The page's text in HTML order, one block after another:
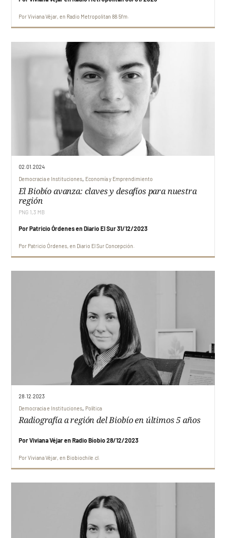
PorViviana Véjar en Radio Metropolitan 88.5fm
02.01.2024
Democracia e Instituciones, Economía y Emprendimiento
El Biobío avanza: claves y desafíos para nuestra
región
PNG 1,3 MB
Por Patricio Órdenes en Diario El Sur 31/12/2023
Por Patricio Órdenes en Diario El Sur Concepción
28.12.2023
Democracia e Instituciones, Política
Radiografía a región del Biobío en últimos 5 años
Por Viviana Véjar en Radio Bíobio 28/12/2023
PorViviana Véjar en Biobiochile.cl